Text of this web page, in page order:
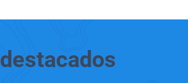
destacados